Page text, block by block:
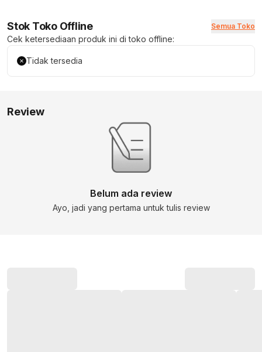
Stok Toko Offline Semua Toko
Cek ketersediaan produk ini di toko offline:
Tidak tersedia
Review
Belum ada review
Ayo, jadi yang pertama untuk tulis review